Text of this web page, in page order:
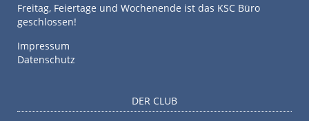
Freitag, Feiertage und Wochenende ist das KSC Büro
geschlossen!
Impressum
Datenschutz
DER CLUB